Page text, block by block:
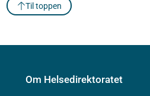
Til toppen
Om Helsedirektoratet